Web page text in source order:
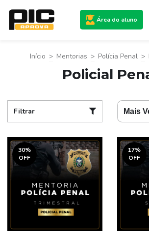
Área do aluno
Início > Mentorias > Polícia Penal >
Policial
Filtrar
30%
OFF
17%
OFF